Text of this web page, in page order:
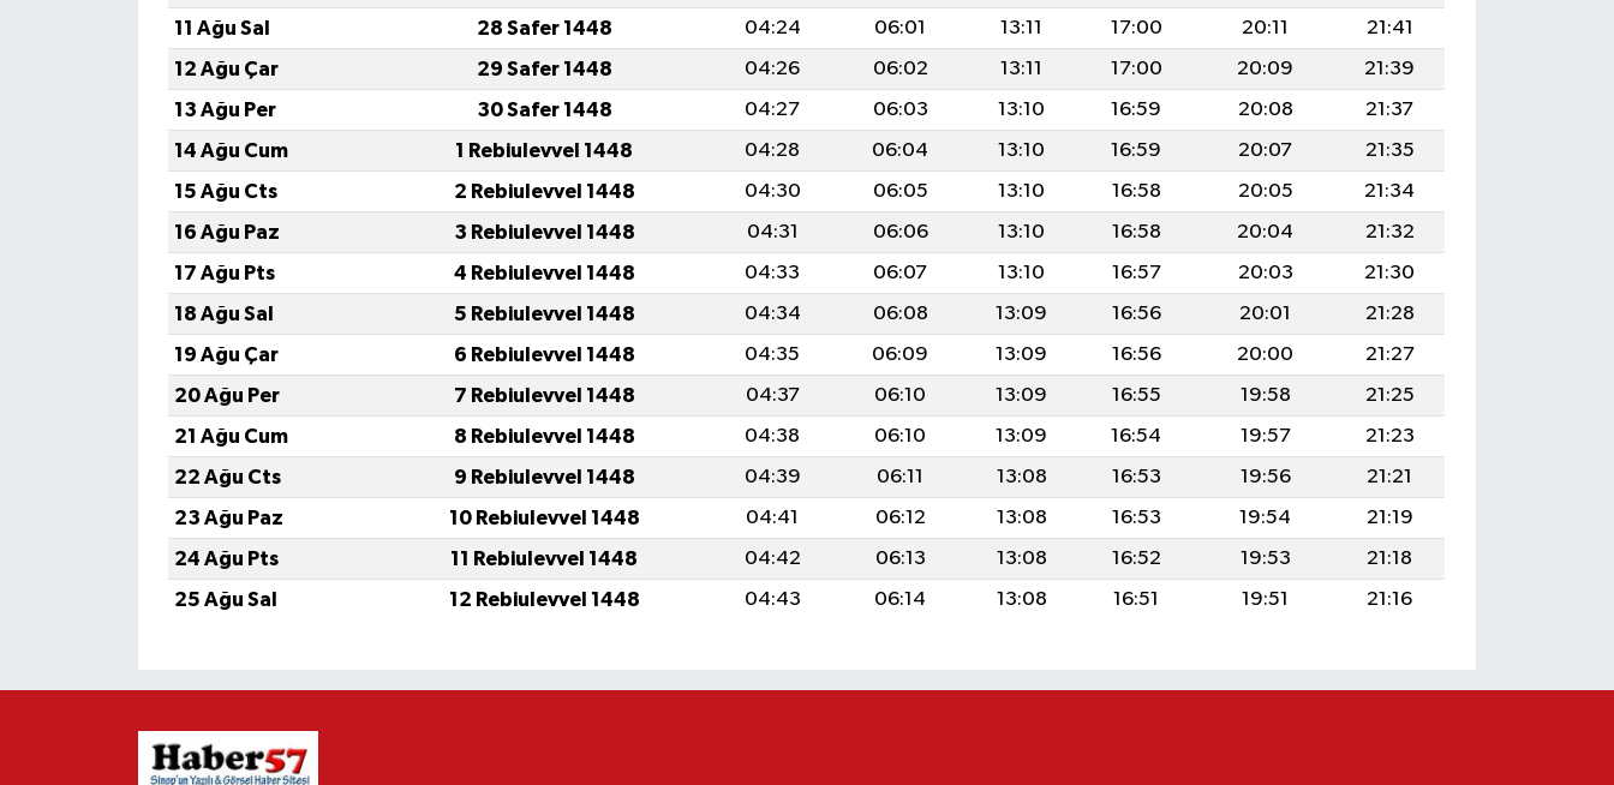
11 Ağu Sal
28 Safer 1448 04:24 06:01 13:11 17:00 20:11
21:41
12 Ağu Çar
29 Safer 1448 04:26 06:02 13:11 17:00 20:09
21:39
13 Ağu Per
30 Safer 1448 04:27 06:03 13:10 16:59 20:08
21:37
14 Ağu Cum
1 Rebiulevvel 1448 04:28 06:04 13:10 16:59 20:07
21:35
15 Ağu Cts
2 Rebiulevvel 1448 04:30 06:05 13:10 16:58 20:05
21:34
16 Ağu Paz
3 Rebiulevvel 1448 04:31 06:06 13:10 16:58 20:04
21:32
17 Ağu Pts
4 Rebiulevvel 1448 04:33 06:07 13:10 16:57 20:03
21:30
18 Ağu Sal
5 Rebiulevvel 1448 04:34 06:08 13:09 16:56 20:01
21:28
19 Ağu Çar
6 Rebiulevvel 1448 04:35 06:09 13:09 16:56 20:00
21:27
20 Ağu Per
7 Rebiulevvel 1448 04:37 06:10 13:09 16:55 19:58
21:25
21 Ağu Cum
8 Rebiulevvel 1448 04:38 06:10 13:09 16:54 19:57
21:23
22 Ağu Cts
9 Rebiulevvel 1448 04:39 06:11 13:08 16:53 19:56
21:21
23 Ağu Paz
10 Rebiulevvel 1448 04:41 06:12 13:08 16:53 19:54
21:19
24 Ağu Pts
11 Rebiulevvel 1448 04:42 06:13 13:08 16:52 19:53
21:18
25 Ağu Sal
12 Rebiulevvel 1448 04:43 06:14 13:08 16:51 19:51 21:16